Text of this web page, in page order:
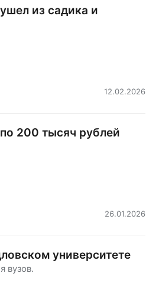
из садика и
12.02.2026
200 тысяч рублей
26.01.2026
университете
вузов.